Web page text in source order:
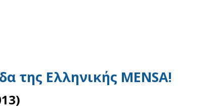
της Ελληνικής MENSA!